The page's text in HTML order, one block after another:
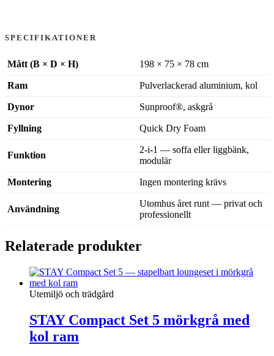
SPECIFIKATIONER
Mått (B × D × H) 198 × 75 × 78 cm
Ram Pulverlackerad aluminium, kol
Dynor Sunproof®, askgrå
Fyllning Quick Dry Foam
Funktion
2-i-1 — soffa eller liggbänk,
modulär
Montering Ingen montering krävs
Användning
Utomhus året runt — privat och
professionellt
Relaterade produkter
Utemiljö och trädgård
STAY Compact Set 5 mörkgrå med
kol ram